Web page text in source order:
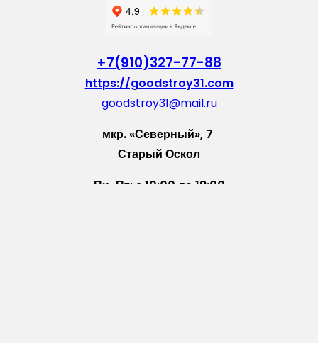
+7(910)327-77-88
https://goodstroy31.com
goodstroy31@mail.ru
мкр. «Северный», 7
Старый Оскол
Пн-Пт: с 10:00 до 18:00